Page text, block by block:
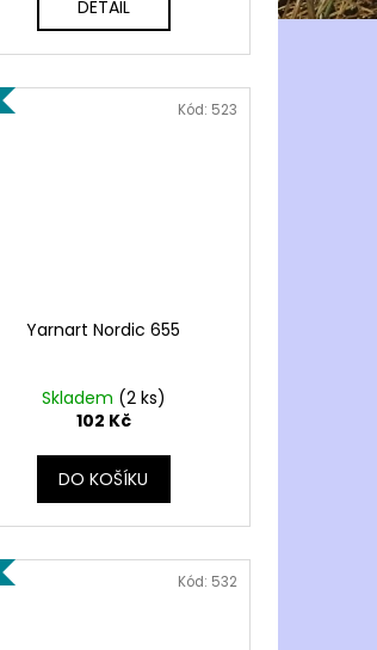
DETAIL
Yarnart Nordic 655
Skladem (2 ks)
102 Kč
DO KOŠÍKU
Kód: 523
Kód: 532